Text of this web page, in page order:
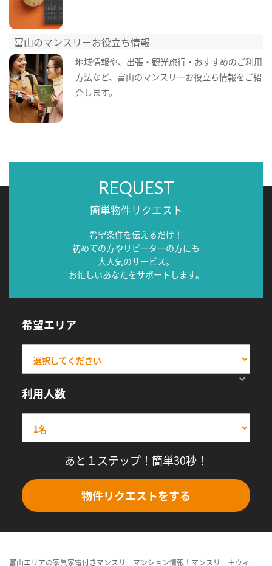
富山のマンスリーお役立ち情報
地域情報や、出張・観光旅行・おすすめのご利用
方法など、富山のマンスリーお役立ち情報をご紹
介します。
REQUEST
簡単物件リクエスト
希望条件を伝えるだけ！
初めての方やリピーターの方にも
大人気のサービス。
お忙しいあなたをサポートします。
希望エリア
利用人数
あと１ステップ！簡単30秒！
物件リクエストをする
富山エリアの家具家電付きマンスリーマンション情報！マンスリー＋ウィー